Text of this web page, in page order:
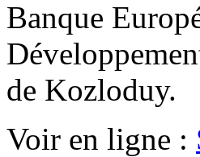
Banque
de Kozloduy.
Voir en ligne :